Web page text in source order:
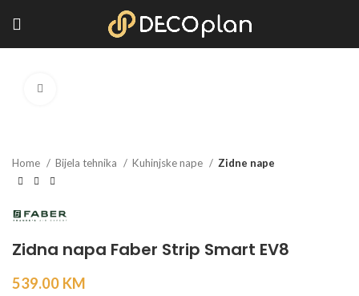
Home Bijela tehnika Kuhinjske nape Zidne nape
Zidna napa Faber Strip Smart EV8
539.00 KM